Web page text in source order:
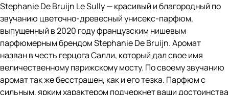
Stephanie De Bruijn Le Sully — красивый и благородный по
звучанию цветочно-древесный унисекс-парфюм,
выпущенный в 2020 году французским нишевым
парфюмерным брендом Stephanie De Bruijn. Аромат
назван в честь герцога Салли, который дал свое имя
величественному парижскому мосту. По своему звучанию
аромат так же бесстрашен, как и его тезка. Парфюм с
сильным, ярким характером подчеркнет ваши достоинства